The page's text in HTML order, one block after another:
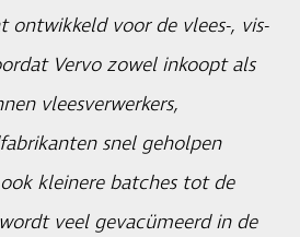
ontwikkeld voor de vlees-, vis-
Vervo zowel inkoopt als
vleesverwerkers,
snel geholpen
kleinere batches tot de
veel gevacümeerd in de